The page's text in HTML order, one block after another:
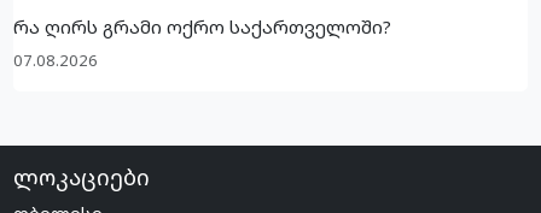
რა ღირს გრამი ოქრო საქართველოში?
07.08.2026
ლოკაციები